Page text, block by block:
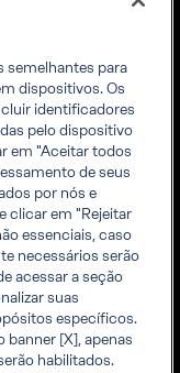
& Inclusão
conosco
da Empresa
privacidade
cookies
semelhantes para
dispositivos. Os
identificadores
pelo dispositivo
em "Aceitar todos
de seus
por nós e
clicar em "Rejeitar
essenciais, caso
necessários serão
acessar a seção
suas
específicos.
banner [X], apenas
habilitados.